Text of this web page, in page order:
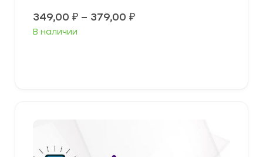
349,00 ₽ – 379,00 ₽Диапазон
В наличии